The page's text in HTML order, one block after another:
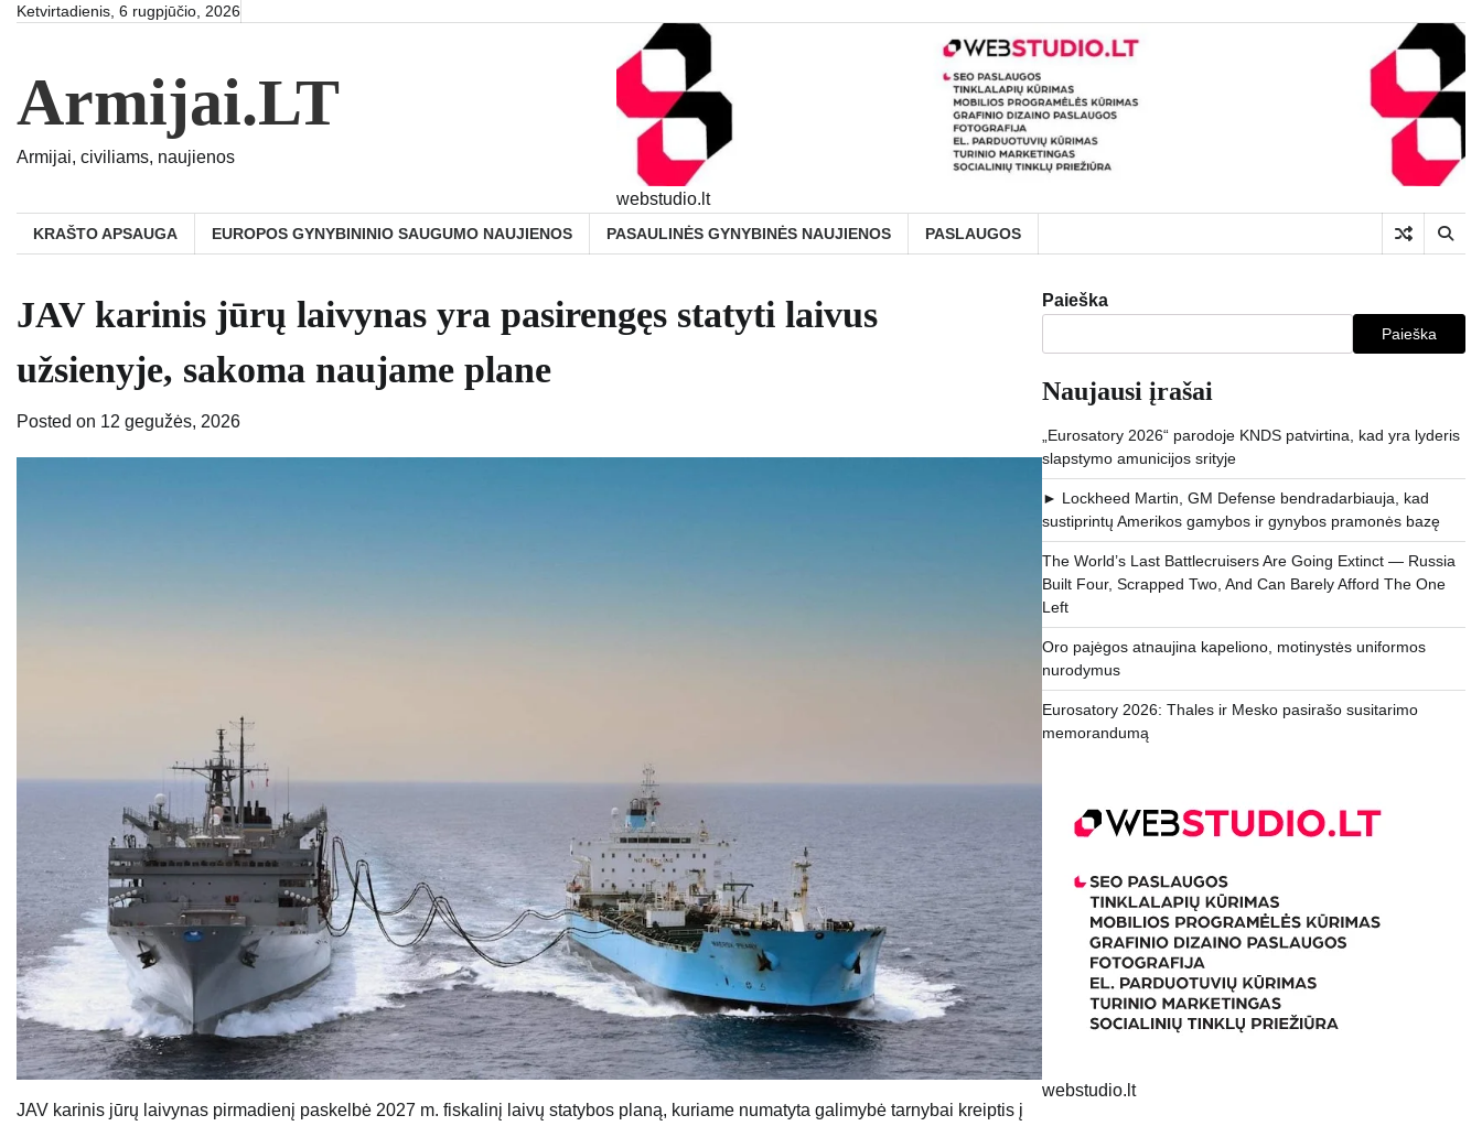
SkipKetvirtadienis, 6 rugpjūčio, 2026
Armijai.LT
Armijai, civiliams, naujienos
webstudio.lt
KRAŠTO APSAUGA EUROPOS GYNYBININIO SAUGUMO NAUJIENOS PASAULINĖS GYNYBINĖS NAUJIENOS PASLAUGOS
JAV karinis jūrų laivynas yra pasirengęs statyti laivus
užsienyje, sakoma naujame plane
Posted on 12 gegužės, 2026
JAV karinis jūrų laivynas pirmadienį paskelbė 2027 m. fiskalinį laivų statybos planą, kuriame numatyta galimybė tarnybai kreiptis į
Paieška
Paieška
Naujausi įrašai
„Eurosatory 2026“ parodoje KNDS patvirtina, kad yra lyderis
slapstymo amunicijos srityje
► Lockheed Martin, GM Defense bendradarbiauja, kad
sustiprintų Amerikos gamybos ir gynybos pramonės bazę
The World’s Last Battlecruisers Are Going Extinct — Russia
Built Four, Scrapped Two, And Can Barely Afford The One
Left
Oro pajėgos atnaujina kapeliono, motinystės uniformos
nurodymus
Eurosatory 2026: Thales ir Mesko pasirašo susitarimo
memorandumą
webstudio.lt